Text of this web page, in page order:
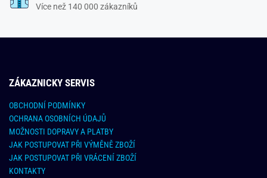
Více než 140 000 zákazníků
ZÁKAZNICKY SERVIS
OBCHODNÍ PODMÍNKY
OCHRANA OSOBNÍCH ÚDAJŮ
MOŽNOSTI DOPRAVY A PLATBY
JAK POSTUPOVAT PŘI VÝMĚNĚ ZBOŽÍ
JAK POSTUPOVAT PŘI VRÁCENÍ ZBOŽÍ
KONTAKTY